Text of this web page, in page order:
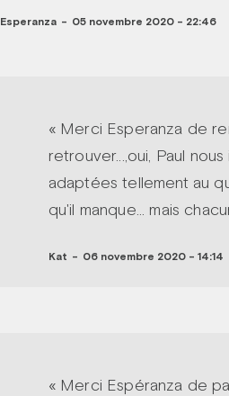
Esperanza - 05 novembre 2020 - 22:46
« Merci Esperanza de
retrouver...,oui, Paul
adaptées tellement au
qu'il manque... mais
Kat - 06 novembre 2020 - 14:14
« Merci Espéranza de